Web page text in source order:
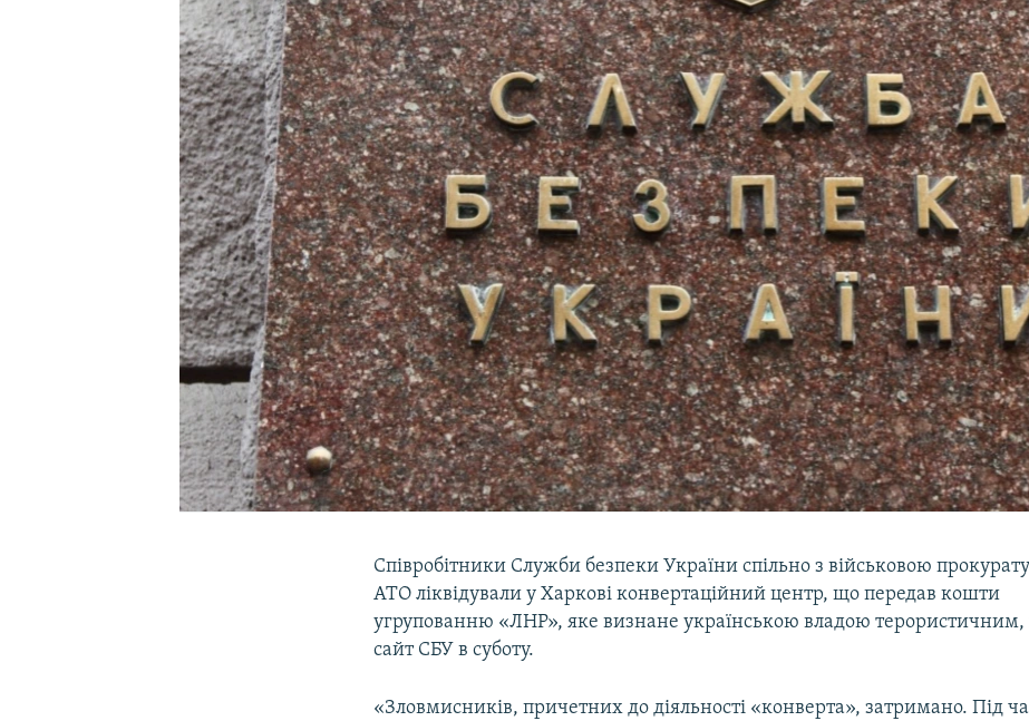
УКРАЇНСЬКА ПРОБЛЕМА КРИМУ
Співробітники Служби безпеки України спільно з військовою
АТО ліквідували у Харкові конвертаційний центр, що передав кошти
угрупованню «ЛНР», яке визнане українською владою терористичним,
сайт СБУ в суботу.
«Зловмисників, причетних до діяльності «конверта», затримано. Під